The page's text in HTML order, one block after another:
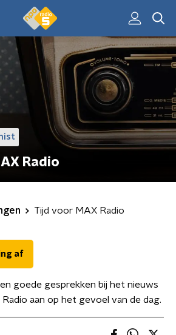
Radio
Tijd voor MAX Radio
af
goede gesprekken bij het nieuws
aan op het gevoel van de dag.